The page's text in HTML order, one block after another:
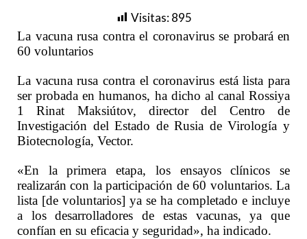
Visitas:895
La vacuna rusa contra el coronavirus se probará en
60 voluntarios
La vacuna rusa contra el coronavirus está lista para
ser probada en humanos, ha dicho al canal Rossiya
1 Rinat Maksiútov, director del Centro de
Investigación del Estado de Rusia de Virología y
Biotecnología, Vector.
«En la primera etapa, los ensayos clínicos se
realizarán con la participación de 60 voluntarios. La
lista [de voluntarios] ya se ha completado e incluye
a los desarrolladores de estas vacunas, ya que
confían en su eficacia y seguridad», ha indicado.